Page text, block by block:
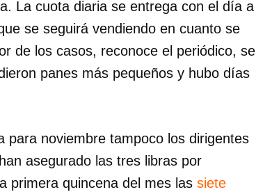
La cuota diaria se entrega con el día a
se seguirá vendiendo en cuanto se
de los casos, reconoce el periódico, se
panes más pequeños y hubo días
para noviembre tampoco los dirigentes
asegurado las tres libras por
primera quincena del mes las siete